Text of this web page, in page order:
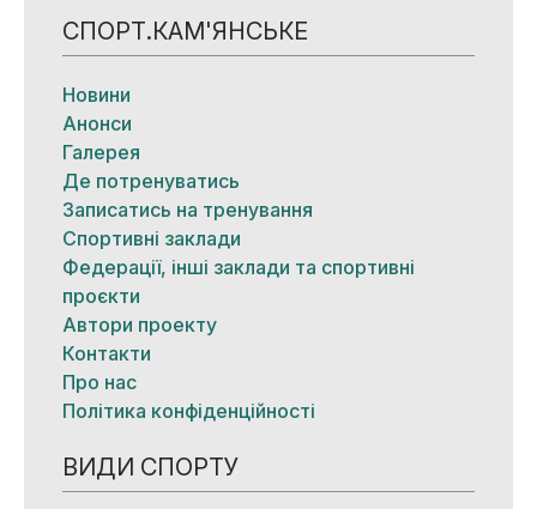
СПОРТ.КАМ'ЯНСЬКЕ
Новини
Анонси
Галерея
Де потренуватись
Записатись на тренування
Спортивні заклади
Федерації, інші заклади та спортивні
проєкти
Автори проекту
Контакти
Про нас
Політика конфіденційності
ВИДИ СПОРТУ